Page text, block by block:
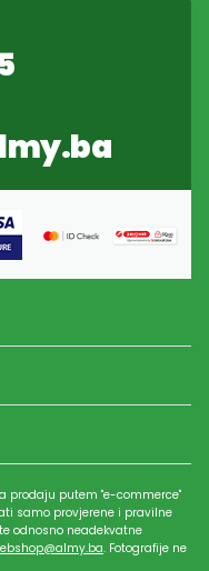
prodaju putem "e-commerce"
samo provjerene i pravilne
odnosno neadekvatne
. Fotografije ne